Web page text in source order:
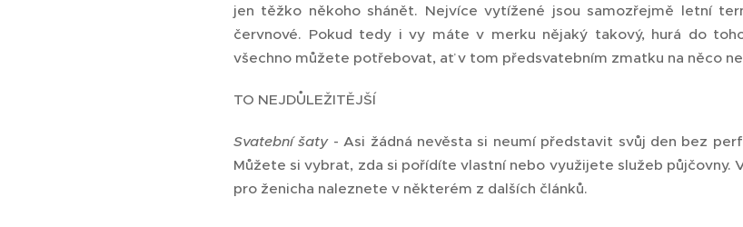
jen těžko někoho shánět. Nejvíce vytížené jsou samozřejmě letní
červnové. Pokud tedy i vy máte v merku nějaký takový, hurá do
všechno můžete potřebovat, ať v tom předsvatebním zmatku na něco
TO NEJDŮLEŽITĚJŠÍ
Svatební šaty- Asi žádná nevěsta si neumí představit svůj den bez
Můžete si vybrat, zda si pořídíte vlastní nebo využijete služeb půjčovny.
pro ženicha naleznete v některém z dalších článků.